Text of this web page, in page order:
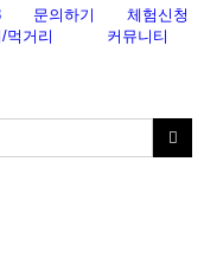
문의하기
체험신청
먹거리 커뮤니티